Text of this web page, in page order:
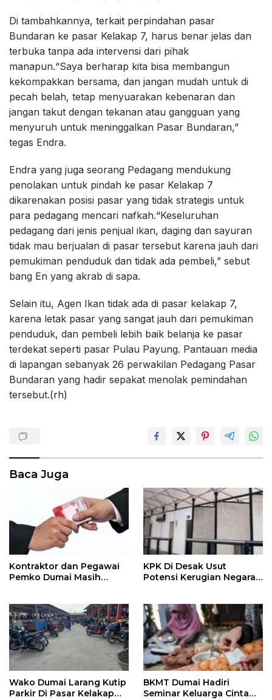
Di tambahkannya, terkait perpindahan pasar
Bundaran ke pasar Kelakap 7, harus benar jelas dan
terbuka tanpa ada intervensi dari pihak
manapun.“Saya berharap kita bisa membangun
kekompakkan bersama, dan jangan mudah untuk di
pecah belah, tetap menyuarakan kebenaran dan
jangan takut dengan tekanan atau gangguan yang
menyuruh untuk meninggalkan Pasar Bundaran,”
tegas Endra.
Endra yang juga seorang Pedagang mendukung
penolakan untuk pindah ke pasar Kelakap 7
dikarenakan posisi pasar yang tidak strategis untuk
para pedagang mencari nafkah.“Keseluruhan
pedagang dari jenis penjual ikan, daging dan sayuran
tidak mau berjualan di pasar tersebut karena jauh dari
pemukiman penduduk dan tidak ada pembeli,” sebut
bang En yang akrab di sapa.
Selain itu, Agen Ikan tidak ada di pasar kelakap 7,
karena letak pasar yang sangat jauh dari pemukiman
penduduk, dan pembeli lebih baik belanja ke pasar
terdekat seperti pasar Pulau Payung. Pantauan media
di lapangan sebanyak 26 perwakilan Pedagang Pasar
Bundaran yang hadir sepakat menolak pemindahan
tersebut.(rh)
Baca Juga
Kontraktor dan Pegawai
Pemko Dumai Masih
KPK Di Desak Usut
Potensi Kerugian Negara
Dumai Rp.1,723 M, Setahun
Di Bangun Lalu Di
Hancurkan
Wako Dumai Larang Kutip
Parkir Di Pasar Kelakap
BKMT Dumai Hadiri
Seminar Keluarga Cinta